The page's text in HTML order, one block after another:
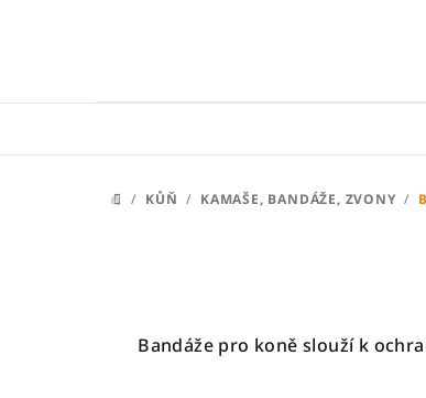
DOMŮ
/ KŮŇ / KAMAŠE, BANDÁŽE, ZVONY /
Bandáže pro koně slouží k